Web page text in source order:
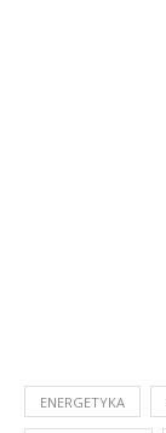
ENERGETYKA